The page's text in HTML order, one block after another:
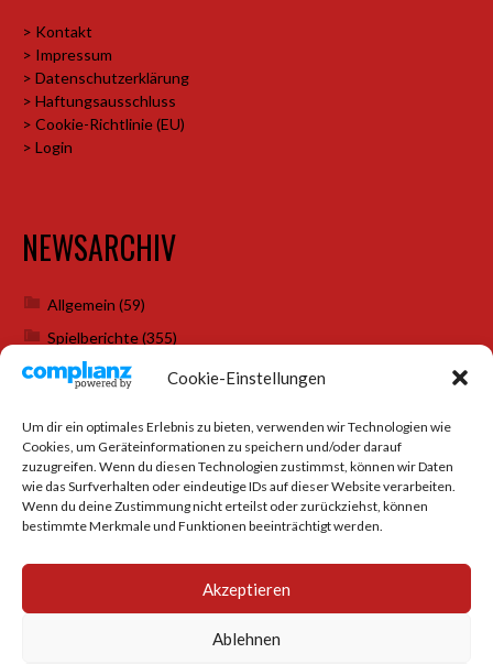
Cookie-Einstellungen
Um dir ein optimales Erlebnis zu bieten, verwenden wir Technologien wie
Cookies, um Geräteinformationen zu speichern und/oder darauf
zuzugreifen. Wenn du diesen Technologien zustimmst, können wir Daten
wie das Surfverhalten oder eindeutige IDs auf dieser Website verarbeiten.
Wenn du deine Zustimmung nicht erteilst oder zurückziehst, können
bestimmte Merkmale und Funktionen beeinträchtigt werden.
Akzeptieren
Ablehnen
> Kontakt
> Impressum
> Datenschutzerklärung
> Haftungsausschluss
> Cookie-Richtlinie (EU)
> Login
NEWSARCHIV
Allgemein (59)
Spielberichte(355)
Weihnachtsfeiern(7)
SOCIAL MEDIA